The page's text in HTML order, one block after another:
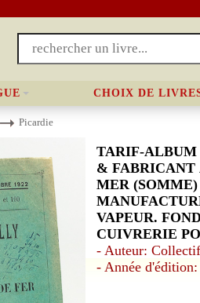
CHOIX DE
Picardie
TARIF-ALBUM
& FABRICANT
MER
VAPEUR.
CUIVRERIE
- Auteur: Collectif
- Année d'édition: